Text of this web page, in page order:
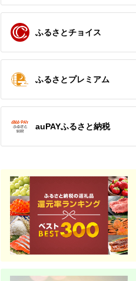
ふるさとチョイス
ふるさとプレミアム
auPAYふるさと納税